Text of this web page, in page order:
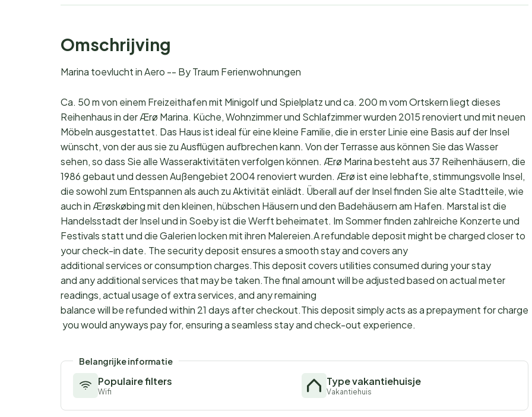
Omschrijving
Marina toevlucht in Aero -- By Traum Ferienwohnungen
Ca. 50 m von einem Freizeithafen mit Minigolf und Spielplatz und ca. 200 m vom Ortskern liegt dieses
Reihenhaus in der Ærø Marina. Küche, Wohnzimmer und Schlafzimmer wurden 2015 renoviert und mit neuen
Möbeln ausgestattet. Das Haus ist ideal für eine kleine Familie, die in erster Linie eine Basis auf der Insel
wünscht, von der aus sie zu Ausflügen aufbrechen kann. Von der Terrasse aus können Sie das Wasser
sehen, so dass Sie alle Wasseraktivitäten verfolgen können. Ærø Marina besteht aus 37 Reihenhäusern, die
1986 gebaut und dessen Außengebiet 2004 renoviert wurden. Ærø ist eine lebhafte, stimmungsvolle Insel,
die sowohl zum Entspannen als auch zu Aktivität einlädt. Überall auf der Insel finden Sie alte Stadtteile, wie
auch in Ærøskøbing mit den kleinen, hübschen Häusern und den Badehäusern am Hafen. Marstal ist die
Handelsstadt der Insel und in Soeby ist die Werft beheimatet. Im Sommer finden zahlreiche Konzerte und
Festivals statt und die Galerien locken mit ihren Malereien.A refundable deposit might be charged closer to
your check-in date. The security deposit ensures a smooth stay and covers any
additional services or consumption charges.This deposit covers utilities consumed during your stay
and any additional services that may be taken.The final amount will be adjusted based on actual meter
readings, actual usage of extra services, and any remaining
balance will be refunded within 21 days after checkout.This deposit simply acts as a prepayment for
you would anyways pay for, ensuring a seamless stay and check-out experience.
Belangrijke informatie
Populaire filters
Wifi
Type vakantiehuisje
Vakantiehuis